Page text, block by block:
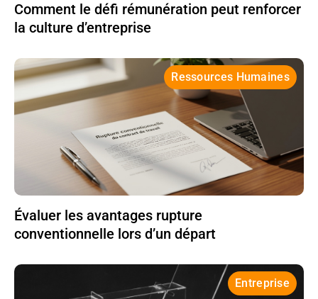
Comment le défi rémunération peut renforcer
la culture d’entreprise
Ressources Humaines
Évaluer les avantages rupture
conventionnelle lors d’un départ
Entreprise